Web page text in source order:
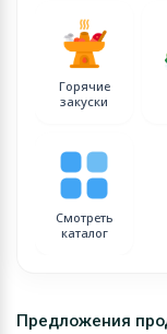
Горячие
закуски
Смотреть
каталог
Предложения